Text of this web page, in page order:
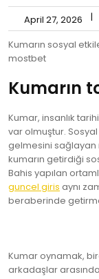
April 27, 2026 |
Kumarın sosyal
mostbet
Kumarın
Kumar, insanlık
var olmuştur.
gelmesini sağlayan
kumarın getirdiği
Bahis yapılan
guncel giris aynı
beraberinde
Kumar oynamak,
arkadaşlar